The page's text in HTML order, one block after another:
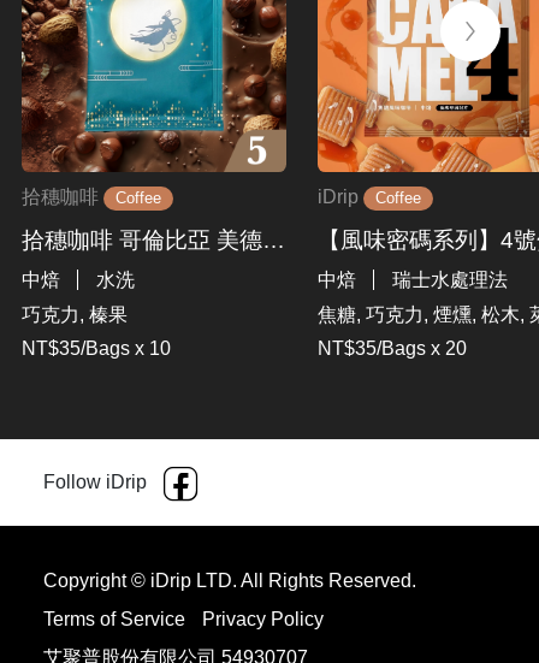
拾穗咖啡 Coffee
拾穗咖啡 哥倫比亞 美德琳 濾掛式咖啡
中焙
水洗
巧克力, 榛果
NT$35/Bags x 10
iDrip Coffee
中焙
瑞士水處理法
焦糖, 巧克力, 煙燻, 松木,
NT$35/Bags x 20
Follow iDrip
Copyright © iDrip LTD. All Rights Reserved.
Terms of Service
Privacy Policy
艾聚普股份有限公司 54930707